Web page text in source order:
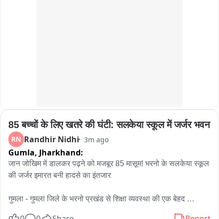
85 बच्चों के लिए खतरे की घंटी: सलकेया स्कूल में जर्जर भवन
RN Randhir Nidhi 3m ago
Gumla, Jharkhand:
जान जोखिम में डालकर पढ़ने को मजबूर 85 मासूम! भरनो के सलकेया स्कूल
की जर्जर इमारत बनी हादसे का इंतजार
गुमला - गुमला जिले के भरनो प्रखंड से शिक्षा व्यवस्था की एक बेहद